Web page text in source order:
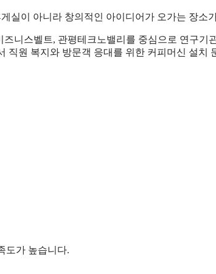
실이 아니라 창의적인 아이디어가 오가는 장소
니스벨트, 관평테크노밸리를 중심으로 연구기
원 복지와 방문객 응대를 위한 커피머신 설치
도가 높습니다.